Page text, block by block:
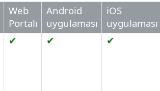
Web
Portalı
Android
uygulaması
iOS
uygulaması
✔ ✔ ✔